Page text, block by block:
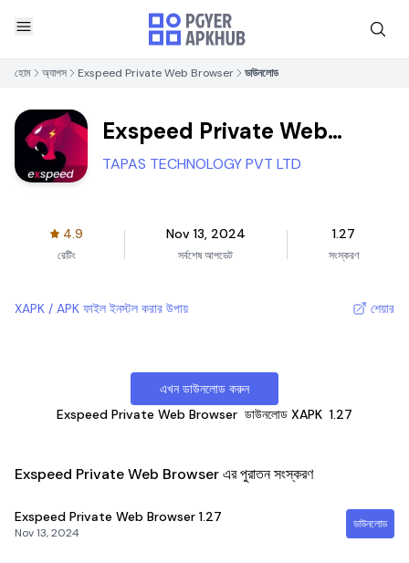
হোম অ্যাপস Exspeed Private Web Browser ডাউনলোড
Exspeed Private Web
Browser
TAPAS TECHNOLOGY PVT LTD
4.9
রেটিং
Nov 13, 2024
সর্বশেষ আপডেট
1.27
সংস্করণ
XAPK / APK ফাইল ইনস্টল করার উপায় শেয়ার
এখন ডাউনলোড করুন
Exspeed Private Web Browser ডাউনলোড XAPK 1.27
Exspeed Private Web Browser এর পুরাতন সংস্করণ
Exspeed Private Web Browser 1.27
Nov 13, 2024
ডাউনলোড